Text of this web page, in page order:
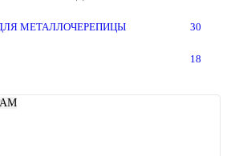
МЕТАЛЛОЧЕРЕПИЦЫ 30
18